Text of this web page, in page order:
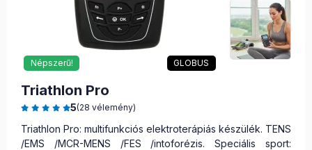
Népszerű! GLOBUS
Triathlon Pro
5(28 vélemény)
Triathlon Pro: multifunkciós elektroterápiás készülék. TENS
/EMS /MCR-MENS /FES /intoforézis. Speciális sport: